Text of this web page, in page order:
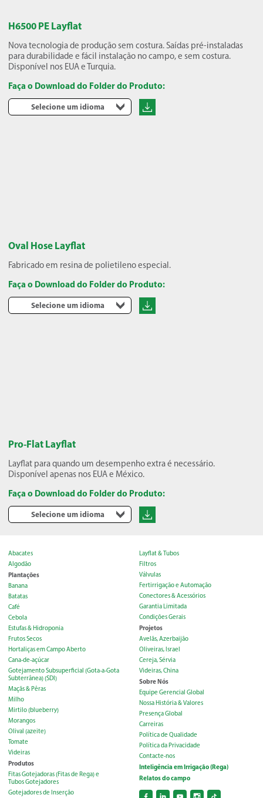
H6500 PE Layflat
Nova tecnologia de produção sem costura. Saídas pré-instaladas
para durabilidade e fácil instalação no campo, e sem costura.
Disponível nos EUA e Turquia.
Faça o Download do Folder do Produto:
Selecione um idioma
Oval Hose Layflat
Fabricado em resina de polietileno especial.
Faça o Download do Folder do Produto:
Selecione um idioma
Pro-Flat Layflat
Layflat para quando um desempenho extra é necessário.
Disponível apenas nos EUA e México.
Faça o Download do Folder do Produto:
Selecione um idioma
Abacates
Algodão
Plantações
Banana
Batatas
Café
Cebola
Estufas & Hidroponia
Frutos Secos
Hortaliças em Campo Aberto
Cana-de-açúcar
Gotejamento Subsuperficial (Gota-a-Gota
Subterrânea) (SDI)
Maçãs & Pêras
Milho
Mirtilo (blueberry)
Morangos
Olival (azeite)
Tomate
Videiras
Produtos
Fitas Gotejadoras (Fitas de Rega) e
Tubos Gotejadores
Gotejadores de Inserção
Layflat & Tubos
Filtros
Válvulas
Fertirrigação e Automação
Conectores & Acessórios
Garantia Limitada
Condições Gerais
Projetos
Avelãs, Azerbaijão
Oliveiras, Israel
Cereja, Sérvia
Videiras, China
Sobre Nós
Equipe Gerencial Global
Nossa História & Valores
Presença Global
Carreiras
Política de Qualidade
Política da Privacidade
Contacte-nos
Inteligência em Irrigação (Rega)
Relatos do campo